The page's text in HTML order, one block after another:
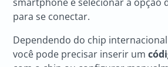
para se conectar.
Dependendo do chip
você pode precisar inserir um